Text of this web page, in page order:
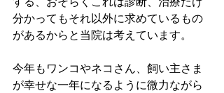
分かってもそれ以外に求めているもの
があるからと当院は考えています。
今年もワンコやネコさん、飼い主さま
が幸せな一年になるように微力ながら